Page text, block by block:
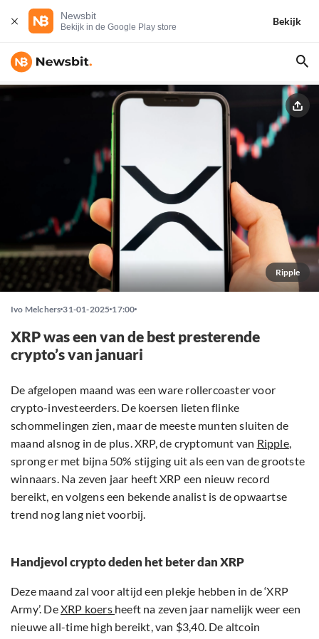
Newsbit
Bekijk in de Google Play store
Bekijk
Ripple
Ivo Melchers 31-01-2025 17:00
XRP was een van de best presterende
crypto’s van januari
De afgelopen maand was een ware rollercoaster voor
crypto-investeerders. De koersen lieten flinke
schommelingen zien, maar de meeste munten sluiten de
maand alsnog in de plus. XRP, de cryptomunt van Ripple,
sprong er met bijna 50% stijging uit als een van de grootste
winnaars. Na zeven jaar heeft XRP een nieuw record
bereikt, en volgens een bekende analist is de opwaartse
trend nog lang niet voorbij.
Handjevol crypto deden het beter dan XRP
Deze maand zal voor altijd een plekje hebben in de ‘XRP
Army’. DeXRP koers heeft na zeven jaar namelijk weer een
nieuwe all-time high bereikt, van $3,40. De altcoin